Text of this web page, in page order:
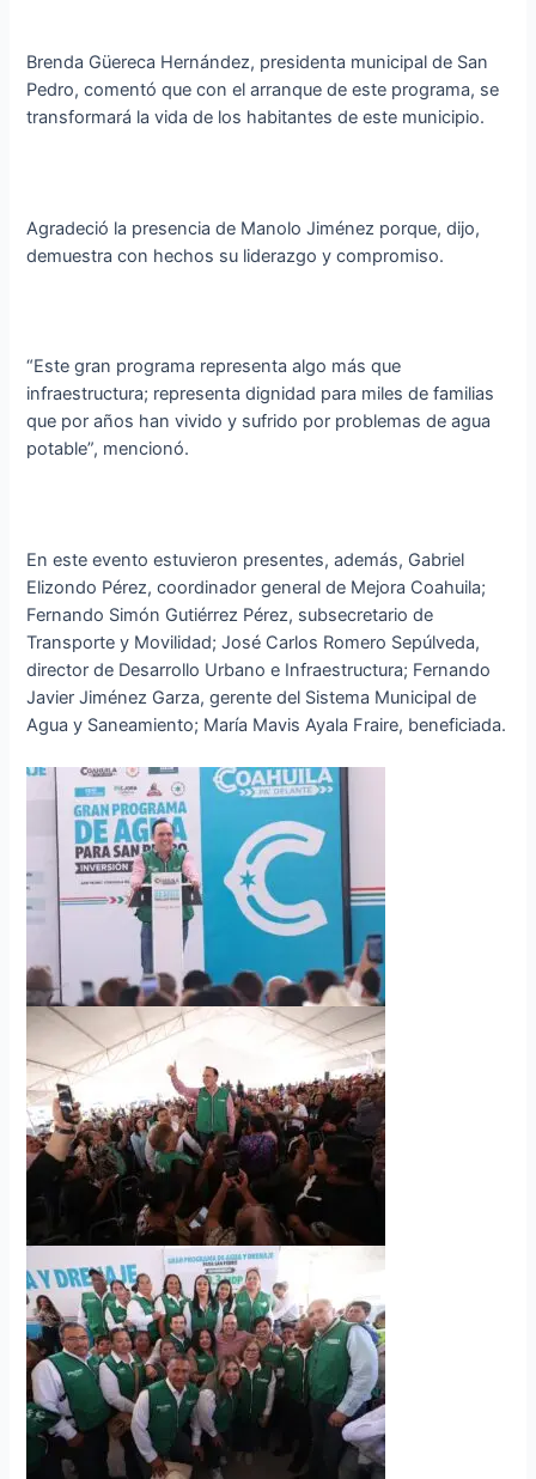
Brenda Güereca Hernández, presidenta municipal de San
Pedro, comentó que con el arranque de este programa, se
transformará la vida de los habitantes de este municipio.
Agradeció la presencia de Manolo Jiménez porque, dijo,
demuestra con hechos su liderazgo y compromiso.
“Este gran programa representa algo más que
infraestructura; representa dignidad para miles de familias
que por años han vivido y sufrido por problemas de agua
potable”, mencionó.
En este evento estuvieron presentes, además, Gabriel
Elizondo Pérez, coordinador general de Mejora Coahuila;
Fernando Simón Gutiérrez Pérez, subsecretario de
Transporte y Movilidad; José Carlos Romero Sepúlveda,
director de Desarrollo Urbano e Infraestructura; Fernando
Javier Jiménez Garza, gerente del Sistema Municipal de
Agua y Saneamiento; María Mavis Ayala Fraire, beneficiada.